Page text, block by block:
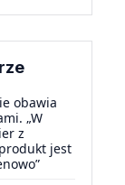
obawia
„W
z
jest